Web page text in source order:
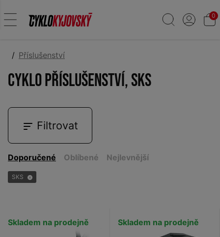
0
Příslušenství
Cyklo příslušenství, SKS
Filtrovat
Doporučené Oblíbené Nejlevnější
SKS
Skladem na prodejně Skladem na prodejně